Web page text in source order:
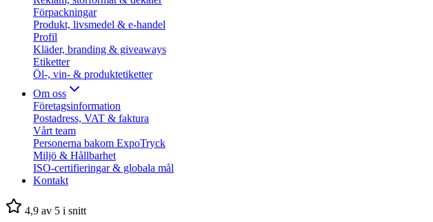
Förpackningar
Produkt, livsmedel & e-handel
Profil
Kläder, branding & giveaways
Etiketter
Öl-, vin- & produktetiketter
Om oss
Företagsinformation
Postadress, VAT & faktura
Vårt team
Personerna bakom ExpoTryck
Miljö & Hållbarhet
ISO-certifieringar & globala mål
Kontakt
4,9 av 5 i snitt